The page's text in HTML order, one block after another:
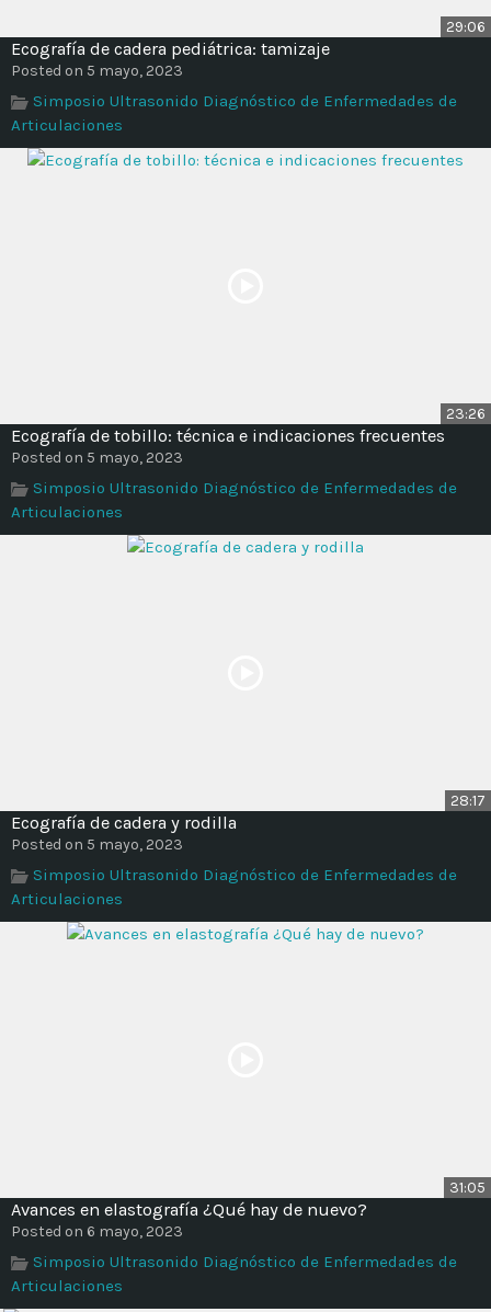
29:06
Ecografía de cadera pediátrica: tamizaje
Posted on 5 mayo, 2023
Simposio Ultrasonido Diagnóstico de Enfermedades de
Articulaciones
23:26
Ecografía de tobillo: técnica e indicaciones frecuentes
Posted on 5 mayo, 2023
Simposio Ultrasonido Diagnóstico de Enfermedades de
Articulaciones
28:17
Ecografía de cadera y rodilla
Posted on 5 mayo, 2023
Simposio Ultrasonido Diagnóstico de Enfermedades de
Articulaciones
31:05
Avances en elastografía ¿Qué hay de nuevo?
Posted on 6 mayo, 2023
Simposio Ultrasonido Diagnóstico de Enfermedades de
Articulaciones